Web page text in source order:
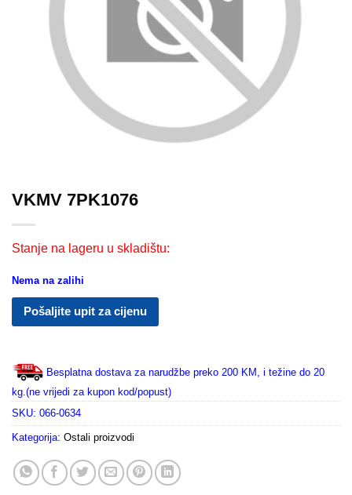
VKMV 7PK1076
Stanje na lageru u skladištu:
Nema na zalihi
Pošaljite upit za cijenu
Besplatna dostava za narudžbe preko 200 KM, i težine do 20
kg.(ne vrijedi za kupon kod/popust)
SKU: 066-0634
Kategorija: Ostali proizvodi